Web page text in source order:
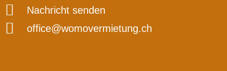
Nachricht senden
office@womovermietung.ch